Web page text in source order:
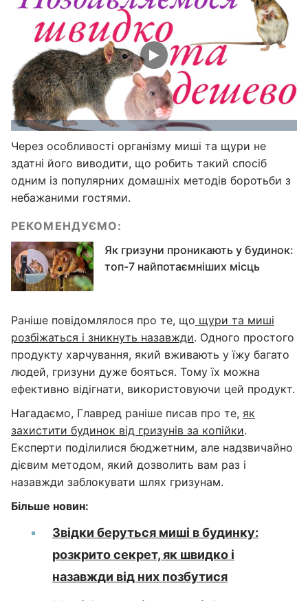
Через особливості організму миші та щури не
здатні його виводити, що робить такий спосіб
одним із популярних домашніх методів боротьби з
небажаними гостями.
РЕКОМЕНДУЄМО:
Як гризуни проникають у будинок:
топ-7 найпотаємніших місць
Раніше повідомлялося про те, що щури та миші
розбіжаться і зникнуть назавжди. Одного простого
продукту харчування, який вживають у їжу багато
людей, гризуни дуже бояться. Тому їх можна
ефективно відігнати, використовуючи цей продукт.
Нагадаємо, Главред раніше писав про те, як
захистити будинок від гризунів за копійки.
Експерти поділилися бюджетним, але надзвичайно
дієвим методом, який дозволить вам раз і
назавжди заблокувати шлях гризунам.
Більше новин:
Звідки беруться миші в будинку:
розкрито секрет, як швидко і
назавжди від них позбутися